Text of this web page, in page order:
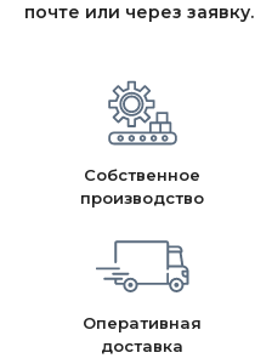
почте или через заявку.
Собственное
производство
Оперативная
доставка